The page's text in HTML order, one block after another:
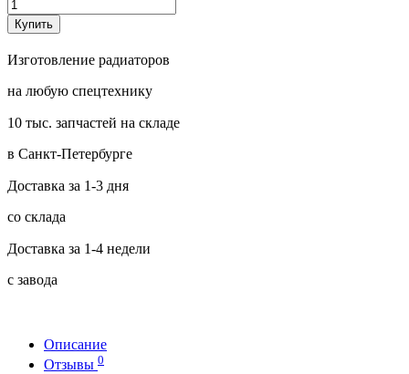
Купить
Изготовление радиаторов
на любую спецтехнику
10 тыс. запчастей на складе
в Санкт-Петербурге
Доставка за 1-3 дня
со склада
Доставка за 1-4 недели
с завода
Описание
Отзывы 0